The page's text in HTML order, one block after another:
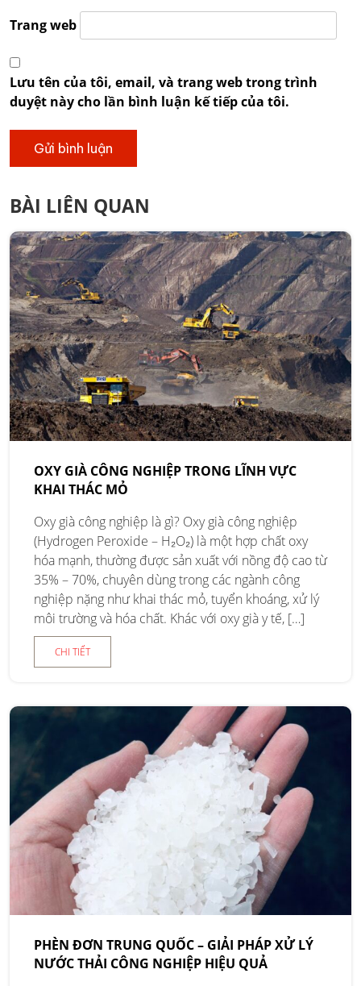
Trang web
Lưu tên của tôi, email, và trang web trong trình
duyệt này cho lần bình luận kế tiếp của tôi.
BÀI LIÊN QUAN
OXY GIÀ CÔNG NGHIỆP TRONG LĨNH VỰC
KHAI THÁC MỎ
Oxy già công nghiệp là gì? Oxy già công nghiệp
(Hydrogen Peroxide – H₂O₂) là một hợp chất oxy
hóa mạnh, thường được sản xuất với nồng độ cao từ
35% – 70%, chuyên dùng trong các ngành công
nghiệp nặng như khai thác mỏ, tuyển khoáng, xử lý
môi trường và hóa chất. Khác với oxy già y tế, […]
CHI TIẾT
PHÈN ĐƠN TRUNG QUỐC – GIẢI PHÁP XỬ LÝ
NƯỚC THẢI CÔNG NGHIỆP HIỆU QUẢ